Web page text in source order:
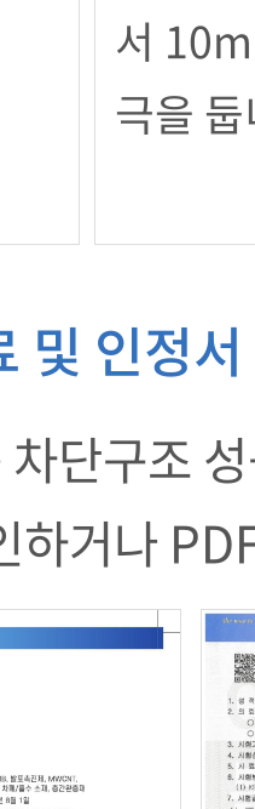
서
극을
및 인정
단구조
하거나